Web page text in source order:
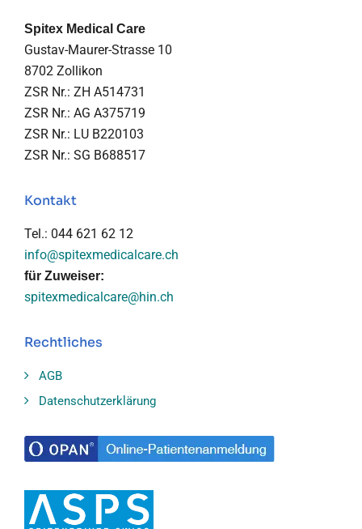
Spitex Medical Care
Gustav-Maurer-Strasse 10
8702 Zollikon
ZSR Nr.: ZH A514731
ZSR Nr.: AG A375719
ZSR Nr.: LU B220103
ZSR Nr.: SG B688517
Kontakt
Tel.: 044 621 62 12
info@spitexmedicalcare.ch
für Zuweiser:
spitexmedicalcare@hin.ch
Rechtliches
AGB
Datenschutzerklärung